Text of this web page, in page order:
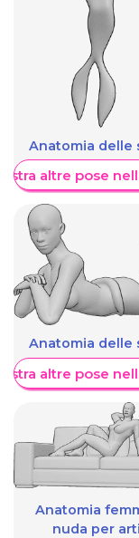
Anatomia delle
altre pose
Anatomia delle
altre pose
Anatomia
nuda per